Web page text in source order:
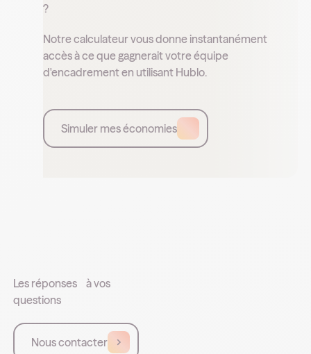
?
Notre calculateur vous donne instantanément
accès à ce que gagnerait votre équipe
d'encadrement en utilisant Hublo.
Simuler mes économies
Les réponses à vos
questions
Nous contacter